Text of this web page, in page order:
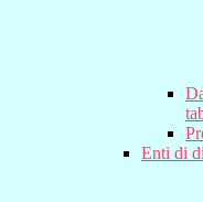
Enti di